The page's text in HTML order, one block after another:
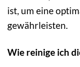
ist, um eine
gewährleisten.
Wie reinige ich